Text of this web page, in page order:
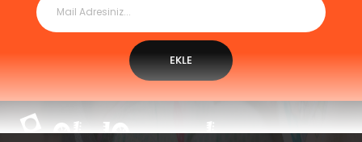
EKLE